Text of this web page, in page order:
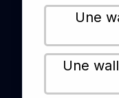
Une
Une